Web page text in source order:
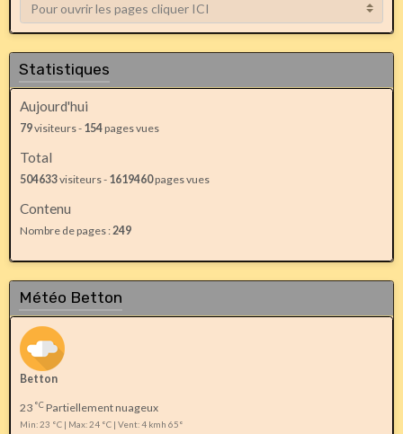
Statistiques
Aujourd'hui
79visiteurs - 154pages vues
Total
504633visiteurs - 1619460pages vues
Contenu
Nombre de pages :249
Météo Betton
Betton
23 °CPartiellement nuageux
Min: 23 °C | Max: 24 °C | Vent: 4 kmh 65°